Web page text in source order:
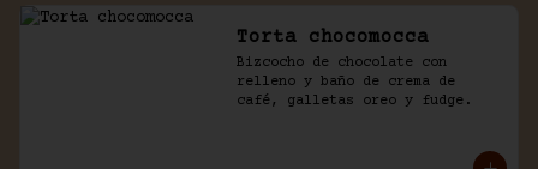
Torta chocomocca
Bizcocho de chocolate con
relleno y baño de crema de
café, galletas oreo y fudge.